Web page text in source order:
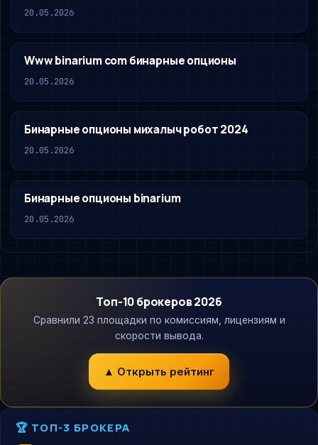
20.05.2026
Www binarium com бинарные опционы
20.05.2026
Бинарные опционы михалыч робот 2024
20.05.2026
Бинарные опционы binarium
20.05.2026
Топ-10 брокеров 2026
Сравнили 23 площадки по комиссиям, лицензиям и
скорости вывода.
▲ Открыть рейтинг
🏆 ТОП-3 БРОКЕРА